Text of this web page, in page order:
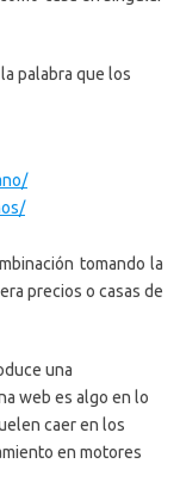
palabra que los
tomando la
precios o casas de
una
web es algo en lo
caer en los
en motores